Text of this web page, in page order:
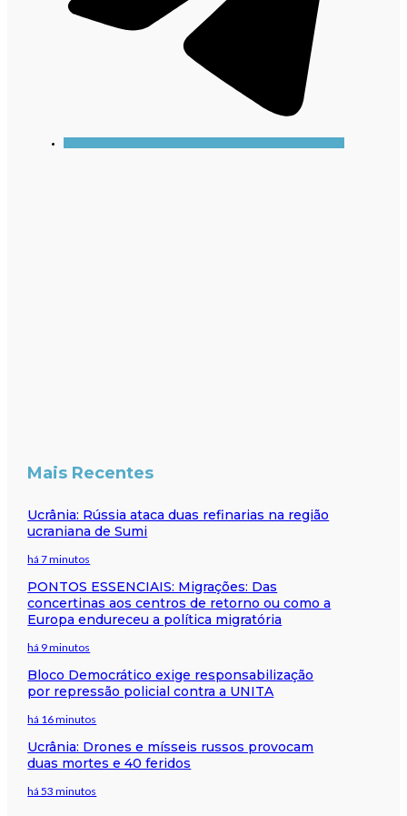
Mais Recentes
Ucrânia: Rússia ataca duas refinarias na região
ucraniana de Sumi
há 7 minutos
PONTOS ESSENCIAIS: Migrações: Das
concertinas aos centros de retorno ou como a
Europa endureceu a política migratória
há 9 minutos
Bloco Democrático exige responsabilização
por repressão policial contra a UNITA
há 16 minutos
Ucrânia: Drones e mísseis russos provocam
duas mortes e 40 feridos
há 53 minutos